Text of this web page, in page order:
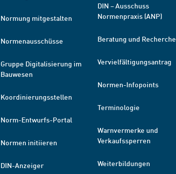
Normung mitgestalten
Normenausschüsse
Gruppe Digitalisierung im
Bauwesen
Koordinierungsstellen
Norm-Entwurfs-Portal
Normen initiieren
DIN-Anzeiger
DIN – Ausschuss
Normenpraxis (ANP)
Beratung und Recherche
Vervielfältigungsantrag
Normen-Infopoints
Terminologie
Warnvermerke und
Verkaufssperren
Weiterbildungen